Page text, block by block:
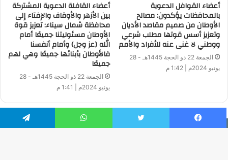
المحور الخامس : السماحة والتيسير في مواجهة التشدد والتكفير.
وزير الأوقاف
أ.د/ محمد مختار جمعة
أعضاء القوافل الدعوية
بالمحافظات يؤكدون: مصالح
الأوطان من صميم مقاصد الأديان
وتعزيز أسس قوتها مطلب شرعي
ووطني لا غنى عنه للأفراد والأمم
الجمعة 22 ذو الحجة 1445هـ - 28
يونيو 2024م | 1:42 م
أعضاء القافلة الدعوية المشتركة
بين الأزهر والأوقاف والإفتاء إلى
محافظة شمال سيناء: تعزيز قوة
الأوطان مسئوليتنا جميعًا أمام
الله (عز وجل) وأمام أنفسنا
فالأوطان بأبنائها جميعًا وهي لهم
جميعًا
الجمعة 22 ذو الحجة 1445هـ - 28
يونيو 2024م | 1:41 م
فيسبوك تويتر واتساب تيلقرام